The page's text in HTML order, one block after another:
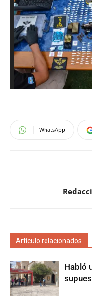
WhatsApp
Artículo relacionados
Habló